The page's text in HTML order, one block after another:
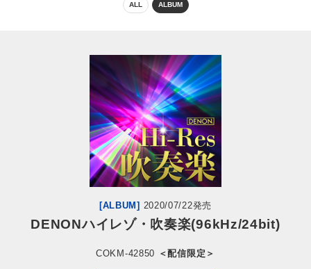
ALL ALBUM
[ALBUM] 2020/07/22発売
DENONハイレゾ・吹奏楽(96kHz/24bit)
COKM-42850 ＜配信限定＞